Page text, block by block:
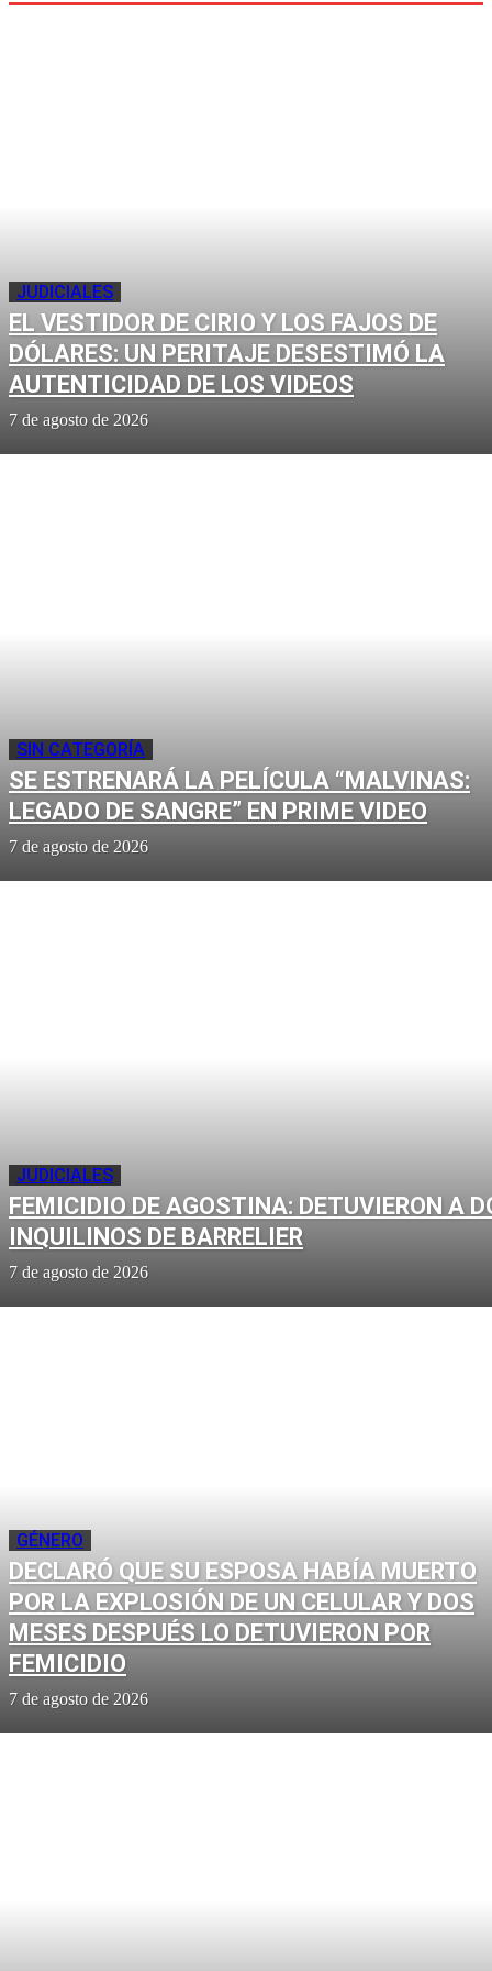
JUDICIALES
EL VESTIDOR DE CIRIO Y LOS FAJOS DE
DÓLARES: UN PERITAJE DESESTIMÓ LA
AUTENTICIDAD DE LOS VIDEOS
7 de agosto de 2026
SIN CATEGORÍA
SE ESTRENARÁ LA PELÍCULA “MALVINAS:
LEGADO DE SANGRE” EN PRIME VIDEO
7 de agosto de 2026
JUDICIALES
FEMICIDIO DE AGOSTINA: DETUVIERON A
INQUILINOS DE BARRELIER
7 de agosto de 2026
GÉNERO
DECLARÓ QUE SU ESPOSA HABÍA MUERTO
POR LA EXPLOSIÓN DE UN CELULAR Y DOS
MESES DESPUÉS LO DETUVIERON POR
FEMICIDIO
7 de agosto de 2026